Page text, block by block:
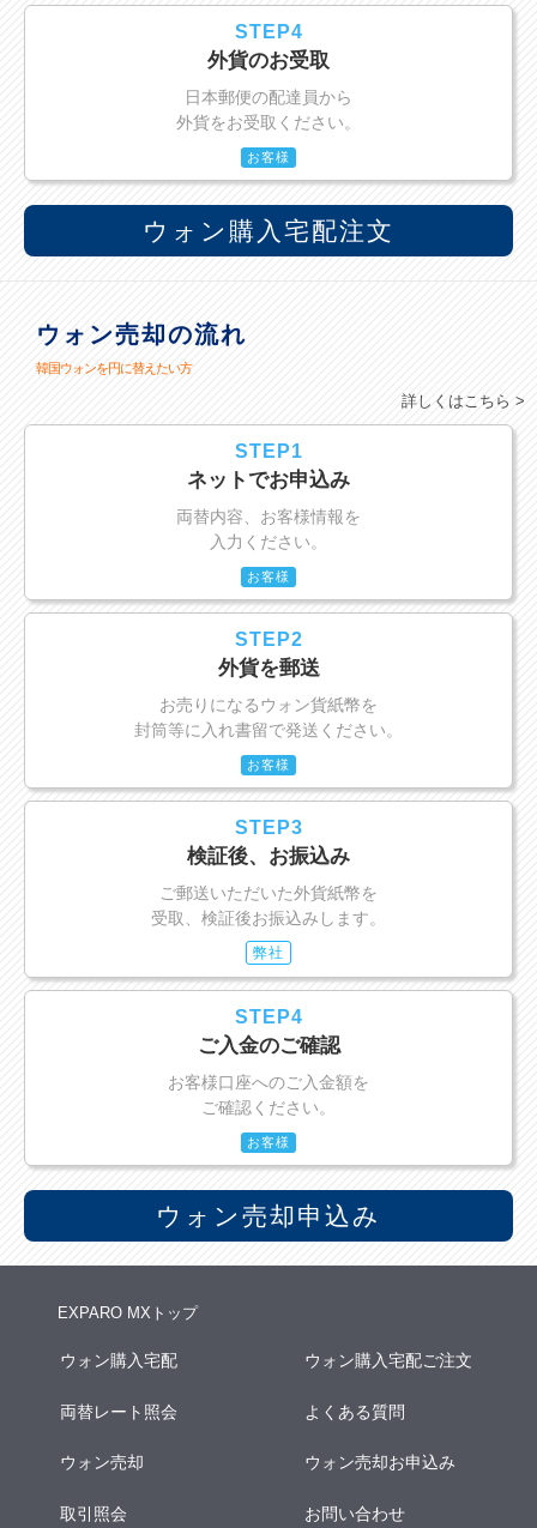
STEP4
外貨のお受取
日本郵便の配達員から
外貨をお受取ください。
お客様
ウォン購入宅配注文
ウォン売却の流れ
韓国ウォンを円に替えたい方
詳しくはこちら >
STEP1
ネットでお申込み
両替内容、お客様情報を
入力ください。
お客様
STEP2
外貨を郵送
お売りになるウォン貨紙幣を
封筒等に入れ書留で発送ください。
お客様
STEP3
検証後、お振込み
ご郵送いただいた外貨紙幣を
受取、検証後お振込みします。
弊社
STEP4
ご入金のご確認
お客様口座へのご入金額を
ご確認ください。
お客様
ウォン売却申込み
EXPARO MXトップ
ウォン購入宅配 ウォン購入宅配ご注文
両替レート照会 よくある質問
ウォン売却 ウォン売却お申込み
取引照会 お問い合わせ